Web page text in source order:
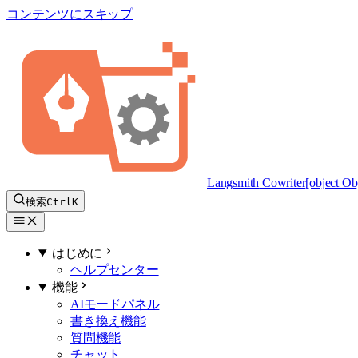
コンテンツにスキップ
Langsmith Cowriter[object
検索CtrlK
はじめに
ヘルプセンター
機能
AIモードパネル
書き換え機能
質問機能
チャット